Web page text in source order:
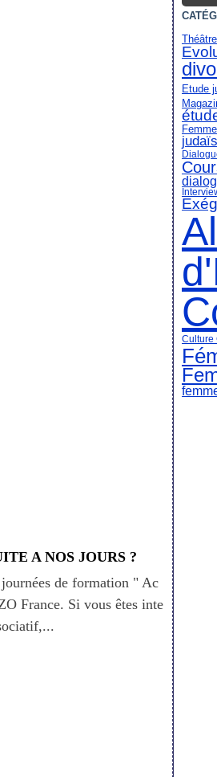
A NOS JOURS ?
journées de formation " Ac
France. Si vous êtes inte
Etude
Culture